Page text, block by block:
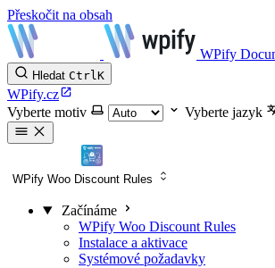
Přeskočit na obsah
WPify
Hledat CtrlK
WPify.cz
Vyberte motiv
Vyberte jazyk
WPify Woo Discount Rules
Začínáme
WPify Woo Discount Rules
Instalace a aktivace
Systémové požadavky